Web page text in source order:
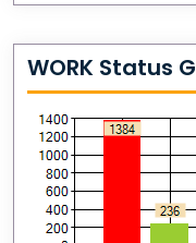
WORK Status